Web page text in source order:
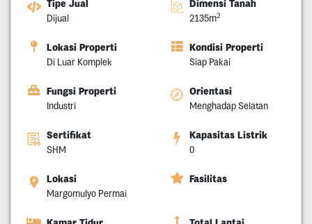
Tipe Jual
Dijual
Dimensi Tanah
2135m2
Lokasi Properti
Di Luar Komplek
Kondisi Properti
Siap Pakai
Fungsi Properti
Industri
Orientasi
Menghadap Selatan
Sertifikat
SHM
Kapasitas Listrik
0
Lokasi
Margomulyo Permai
Fasilitas